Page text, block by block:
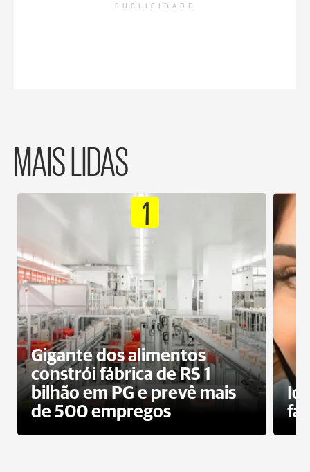
PUBLICIDADE
MAIS LIDAS
1
Gigante dos alimentos
constrói fábrica de RS 1
bilhão em PG e prevê mais
de 500 empregos